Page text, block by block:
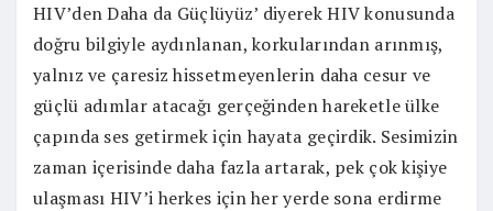
HIV’den Daha da Güçlüyüz’ diyerek HIV konusunda
doğru bilgiyle aydınlanan, korkularından arınmış,
yalnız ve çaresiz hissetmeyenlerin daha cesur ve
güçlü adımlar atacağı gerçeğinden hareketle ülke
çapında ses getirmek için hayata geçirdik. Sesimizin
zaman içerisinde daha fazla artarak, pek çok kişiye
ulaşması HIV’i herkes için her yerde sona erdirme